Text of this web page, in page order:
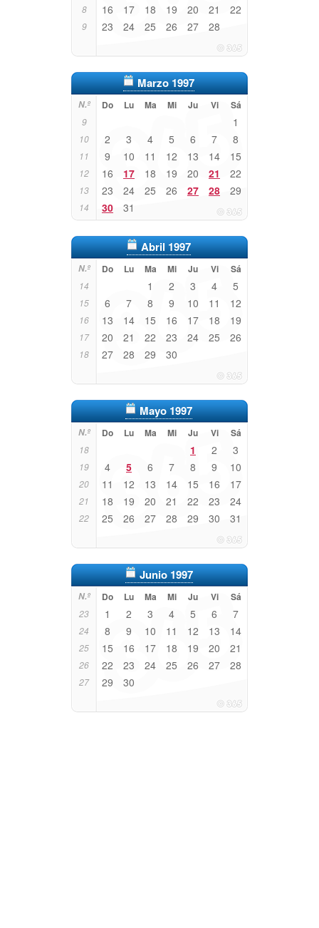
8 16 17 18 19 20 21 22
9 23 24 25 26 27 28
Marzo 1997
N.º Do Lu Ma Mi Ju Vi Sá
9 1
10 2 3 4 5 6 7 8
11 9 10 11 12 13 14 15
12 16 17 18 19 20 21 22
13 23 24 25 26 27 28 29
14 30 31
Abril 1997
N.º Do Lu Ma Mi Ju Vi Sá
14 1 2 3 4 5
15 6 7 8 9 10 11 12
16 13 14 15 16 17 18 19
17 20 21 22 23 24 25 26
18 27 28 29 30
Mayo 1997
N.º Do Lu Ma Mi Ju Vi Sá
18 1 2 3
19 4 5 6 7 8 9 10
20 11 12 13 14 15 16 17
21 18 19 20 21 22 23 24
22 25 26 27 28 29 30 31
Junio 1997
N.º Do Lu Ma Mi Ju Vi Sá
23 1 2 3 4 5 6 7
24 8 9 10 11 12 13 14
25 15 16 17 18 19 20 21
26 22 23 24 25 26 27 28
27 29 30